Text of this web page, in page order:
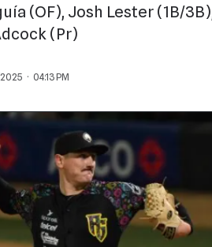
(OF), Josh Lester (1B/
(Pr)
· 04:13 PM